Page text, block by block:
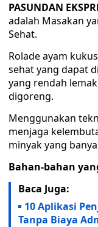
PASUNDAN
adalah Masakan
Sehat.
Rolade ayam
sehat yang dapat
yang rendah
digoreng.
Menggunakan
menjaga
minyak yang
Bahan-bahan
Baca Juga:
10 Aplikasi
Tanpa Biaya